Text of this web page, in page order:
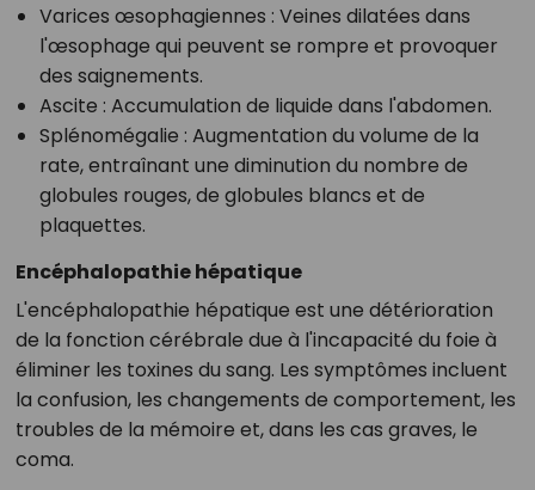
Varices œsophagiennes : Veines dilatées dans
l'œsophage qui peuvent se rompre et provoquer
des saignements.
Ascite : Accumulation de liquide dans l'abdomen.
Splénomégalie : Augmentation du volume de la
rate, entraînant une diminution du nombre de
globules rouges, de globules blancs et de
plaquettes.
Encéphalopathie hépatique
L'encéphalopathie hépatique est une détérioration
de la fonction cérébrale due à l'incapacité du foie à
éliminer les toxines du sang. Les symptômes incluent
la confusion, les changements de comportement, les
troubles de la mémoire et, dans les cas graves, le
coma.